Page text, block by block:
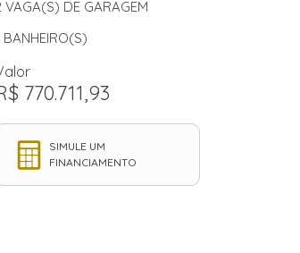
VAGA(S) DE GARAGEM
BANHEIRO(S)
770.711,93
SIMULE UM
FINANCIAMENTO